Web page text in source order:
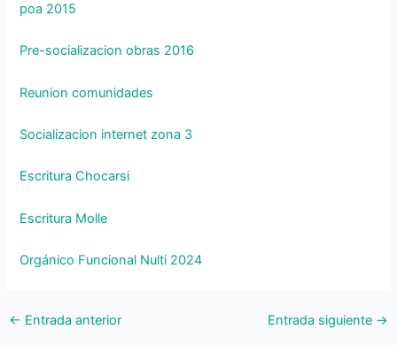
poa 2015
Pre-socializacion obras 2016
Reunion comunidades
Socializacion internet zona 3
Escritura Chocarsi
Escritura Molle
Orgánico Funcional Nulti 2024
← Entrada anterior Entrada siguiente →